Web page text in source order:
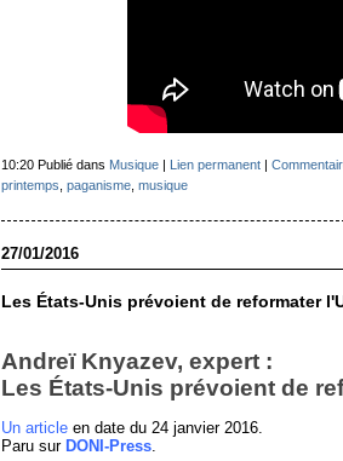
10:20 Publié dans Musique| Lien permanent|
printemps, paganisme, musique
27/01/2016
Les États-Unis prévoient de reformater
Andreï Knyazev, expert :
Les États-Unis prévoient de
Un articleen date du 24 janvier 2016.
Paru sur DONI-Press.